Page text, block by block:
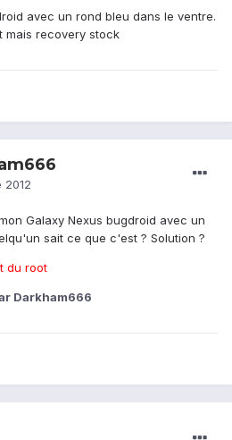
avec un rond bleu dans le ventre.
mais recovery stock
2012
Galaxy Nexus bugdroid avec un
sait ce que c'est ? Solution ?
du root
Darkham666